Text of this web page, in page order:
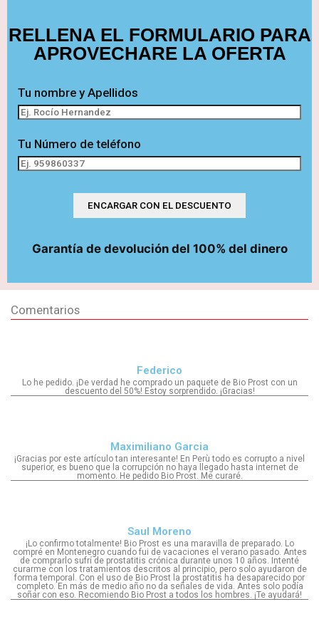
RELLENA EL FORMULARIO PARA
APROVECHARE LA OFERTA
Tu nombre y Apellidos
Tu Número de teléfono
Garantía de devolución del 100% del dinero
Comentarios
Federico
Lo he pedido. ¡De verdad he comprado un paquete de Bio Prost con un
descuento del 50%! Estoy sorprendido. ¡Gracias!
Maximiliano Garcia
¡Gracias por este artículo tan interesante! En Perù todo es corrupto a nivel
superior, es bueno que la corrupción no haya llegado hasta internet de
momento. He pedido Bio Prost. Me curaré.
Saul Moreno
¡Lo confirmo totalmente! Bio Prost es una maravilla de preparado. Lo
compré en Montenegro cuando fui de vacaciones el verano pasado. Antes
de comprarlo sufrí de prostatitis crónica durante unos 10 años. Intenté
curarme con los tratamientos descritos al principio, pero solo ayudaron de
forma temporal. Con el uso de Bio Prost la prostatitis ha desaparecido por
completo. En más de medio año no da señales de vida. Antes solo podía
soñar con eso. Recomiendo Bio Prost a todos los hombres. ¡Te ayudará!